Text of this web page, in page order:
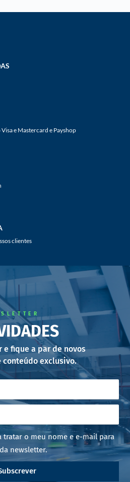
e Mastercard e Payshop
clientes
e fique a par de novos
conteúdo exclusivo.
tratar o meu nome e e-mail para
newsletter.